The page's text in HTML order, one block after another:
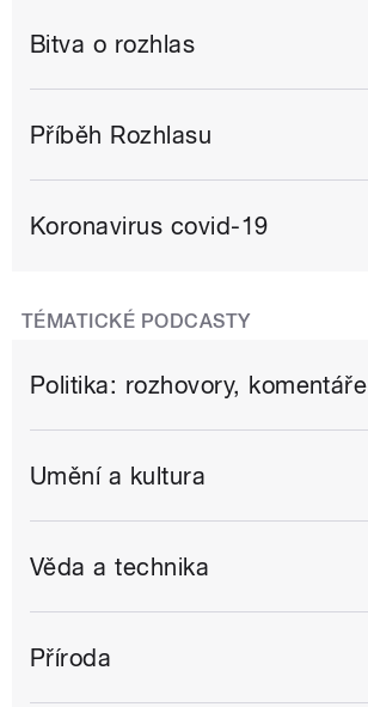
Bitva o rozhlas
Příběh Rozhlasu
Koronavirus covid-19
TÉMATICKÉ PODCASTY
Politika: rozhovory, komentáře
Umění a kultura
Věda a technika
Příroda